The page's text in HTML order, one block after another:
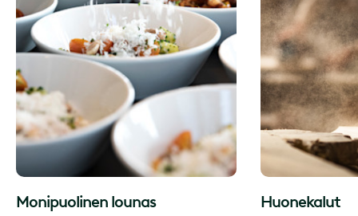
Monipuolinen lounas Huonekalut